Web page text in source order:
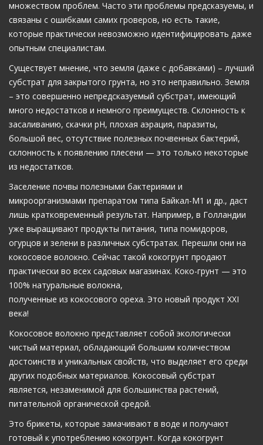
множеством проблем. Часто эти проблемы предсказуемы, и
связаны с ошибками самих гроверов, но есть такие,
которые практически невозможно идентифицировать даже
опытным специалистам.
Существует мнение, что земля (даже с добавками) – лучший
субстрат для закрытого грунта, но это неправильно. Земля
– это совершенно непредсказуемый субстрат, имеющий
много недостатков и немного преимуществ. Склонность к
засаливанию, скачки рН, плохая аэрация, паразиты,
большой вес, отсутствие полезных почвенных бактерий,
склонность к появлению плесени — это только некоторые
из недостатков.
Заселение почвы полезными бактериями и
микроорганизмами препаратом типа Байкал-М1 и др., даст
лишь кратковременный результат. Например, в Голландии
уже выращивают продукты питания, типа помидоров,
огурцов и зелени в различных субстратах. Перешли они на
кокосовое волокно. Сейчас такой кокогрунт продают
практически во всех садовых магазинах. Коко-грунт — это
100% натуральные волокна,
полученные из кокосового ореха. Это новый продукт XXI
века!
Кокосовое волокно представляет собой экологически
чистый материал, обладающий большим количеством
достоинств и уникальных свойств, что выделяет его среди
других подобных материалов. Кокосовый субстрат
является, незаменимой для большинства растений,
питательной органической средой.
Это брикеты, которые замачивают в воде и получают
готовый к употреблению кокогрунт. Когда кокогрунт